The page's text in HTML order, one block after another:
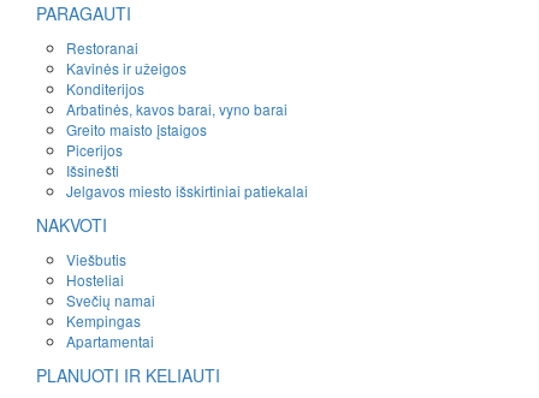
PARAGAUTI
Restoranai
Kavinės ir užeigos
Konditerijos
Arbatinės, kavos barai, vyno barai
Greito maisto įstaigos
Picerijos
Išsinešti
Jelgavos miesto išskirtiniai patiekalai
NAKVOTI
Viešbutis
Hosteliai
Svečių namai
Kempingas
Apartamentai
PLANUOTI IR KELIAUTI